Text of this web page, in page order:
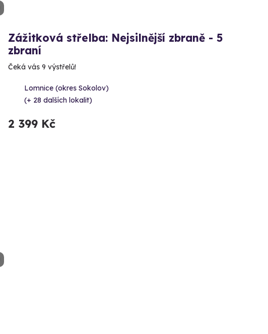
Zážitková střelba: Nejsilnější zbraně - 5
zbraní
Čeká vás 9 výstřelů!
Lomnice (okres Sokolov)
(+ 28 dalších lokalit)
2 399 Kč